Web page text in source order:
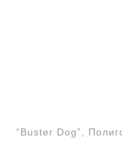
“Buster Dog”,